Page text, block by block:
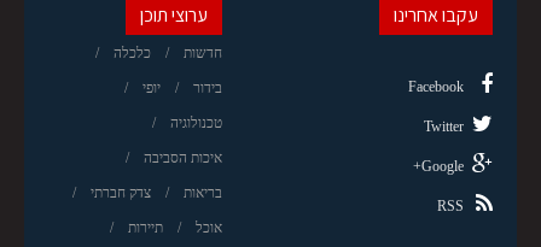
ערוצי תוכן
חדשות כלכלה
בידור יופי
טכנולוגיה
איכות הסביבה
בריאות צדק חברתי
אוכל תיירות
עקבו אחרינו
Facebook
Twitter
Google+
RSS